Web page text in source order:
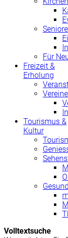
Für
Freizeit &
Erholung
Vereine
Tourismus &
Kultur
Volltextsuche